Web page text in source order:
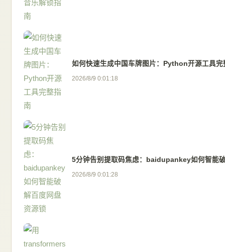
如何快速生成中国车牌图片：Python开源工具完
2026/8/9 0:01:18
5分钟告别提取码焦虑：baidupankey如何智能
2026/8/9 0:01:28